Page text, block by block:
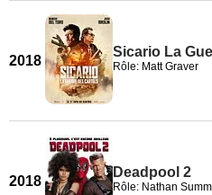
2018
Sicario La
Rôle: Matt Graver
2018
Deadpool 2
Rôle: Nathan